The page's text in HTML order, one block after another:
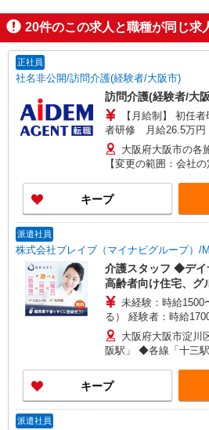
20件のこの求人と職種が同じ求
正社員
社名非公開/訪問介護(経験者/大阪市)
訪問介護(経験者/大
【月給制】 初任者
者研修 月給26.5万円
福祉士資格手当含む) ※上記金額には20時間分の
固定残業代（36,000
間以上残業した場合
す。 【年収例】 3,720,000円 / 入社2年目・常勤ヘ
ルパー 4,480,000円 /
任者 5,200,000円 / 入
大阪府大阪市の各
【変更の範囲：会社の
キープ
派遣社員
株式会社ブレイブ（マイナビグループ）/
介護スタッフ ◆デイ
高齢者向け住宅、グ
務先から選べます。
未経験：時給1500
る） 経験者：時給
る） ◎月収例 時給1900円×1日8時間×22日（週5
日）＝33万4400円 ◆昇給あり ◆支払い方法 ※日
払い/週払い/月払い対
時にご相談ください
当社規定あり
大阪府大阪市淀川区 【最寄駅】 ◆各線「
阪駅」 ◆各線「十三
キープ
派遣社員